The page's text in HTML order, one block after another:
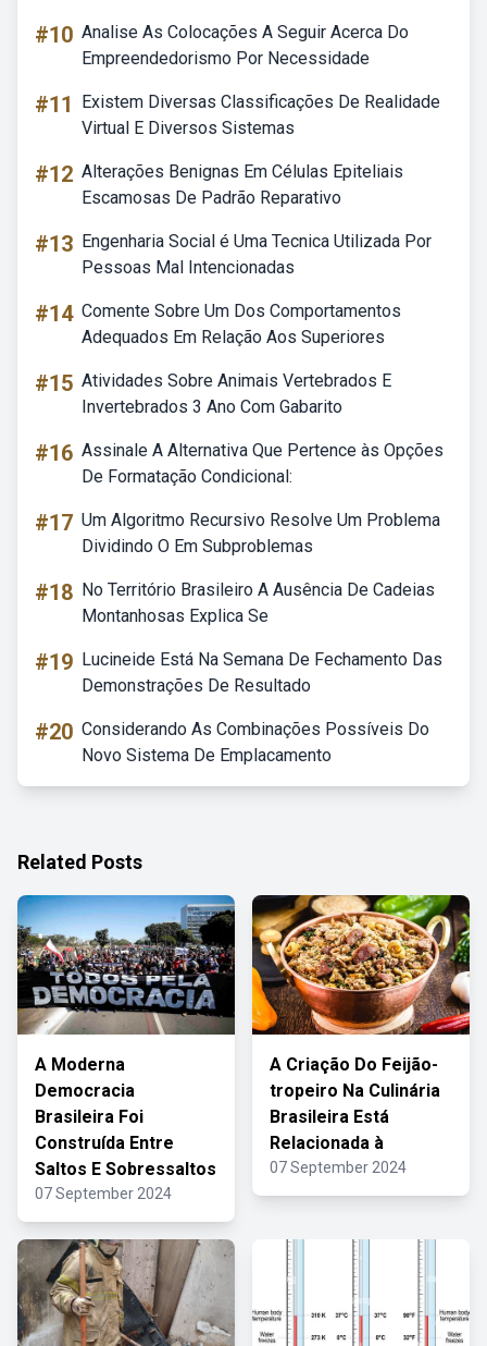
#10 Analise As Colocações A Seguir Acerca Do
Empreendedorismo Por Necessidade
#11
Existem Diversas Classificações De Realidade
Virtual E Diversos Sistemas
#12 Alterações Benignas Em Células Epiteliais
Escamosas De Padrão Reparativo
#13 Engenharia Social é Uma Tecnica Utilizada Por
Pessoas Mal Intencionadas
#14 Comente Sobre Um Dos Comportamentos
Adequados Em Relação Aos Superiores
#15 Atividades Sobre Animais Vertebrados E
Invertebrados 3 Ano Com Gabarito
#16 Assinale A Alternativa Que Pertence às Opções
De Formatação Condicional:
#17 Um Algoritmo Recursivo Resolve Um Problema
Dividindo O Em Subproblemas
#18 No Território Brasileiro A Ausência De Cadeias
Montanhosas Explica Se
#19 Lucineide Está Na Semana De Fechamento Das
Demonstrações De Resultado
#20 Considerando As Combinações Possíveis Do
Novo Sistema De Emplacamento
Related Posts
A Moderna
Democracia
Brasileira Foi
Construída Entre
Saltos E Sobressaltos
07 September 2024
A Criação Do Feijão-
tropeiro Na Culinária
Brasileira Está
Relacionada à
07 September 2024